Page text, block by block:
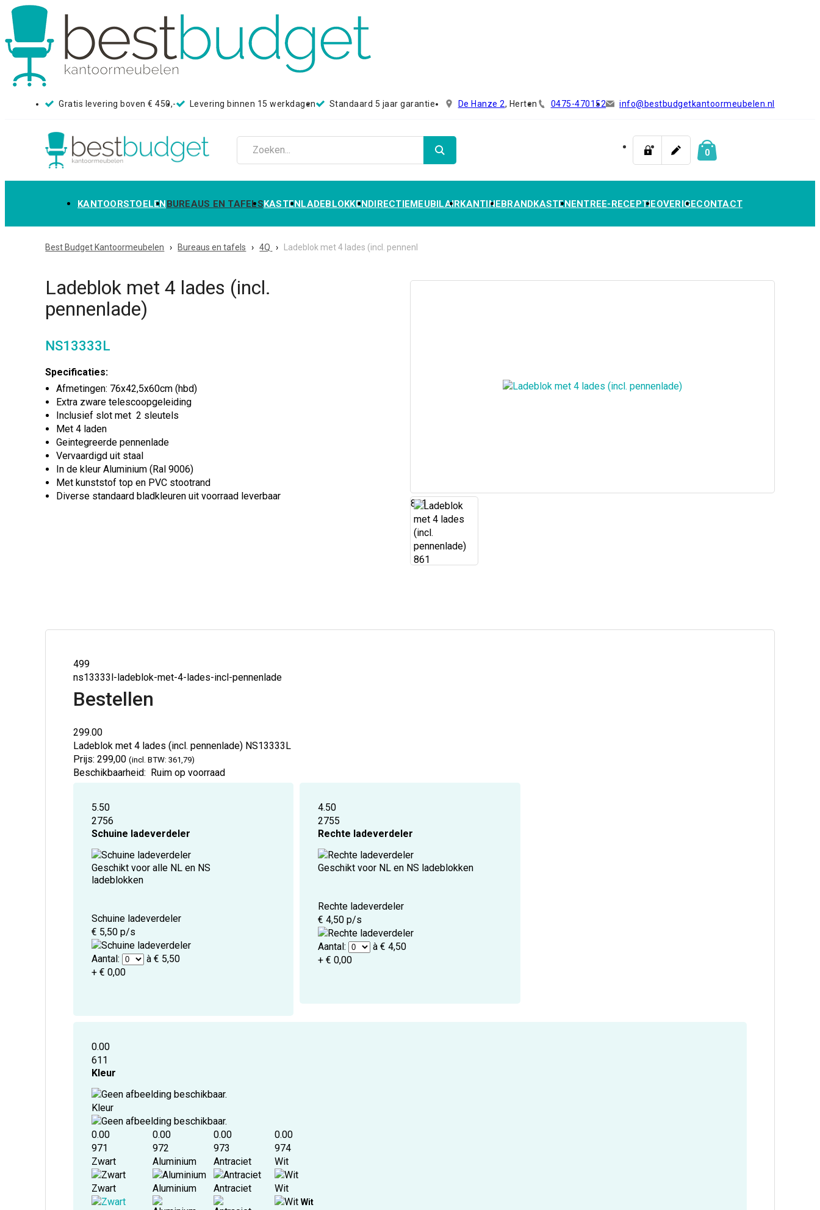
Gratis levering boven € 450,- Levering binnen 15 werkdagen Standaard 5 jaar garantie De Hanze 2, Herten 0475-470152 info@bestbudgetkantoormeubelen.nl
0
KANTOORSTOELENBUREAUS EN TAFELSKASTENLADEBLOKKENDIRECTIEMEUBILAIRKANTINEBRANDKASTENENTREE-RECEPTIEOVERIGECONTACT
Best Budget Kantoormeubelen › Bureaus en tafels › 4Q › Ladeblok met 4 lades (incl. pennenl
Ladeblok met 4 lades (incl.
pennenlade)
NS13333L
Specificaties:
Afmetingen: 76x42,5x60cm (hbd)
Extra zware telescoopgeleiding
Inclusief slot met 2 sleutels
Met 4 laden
Geintegreerde pennenlade
Vervaardigd uit staal
In de kleur Aluminium (Ral 9006)
Met kunststof top en PVC stootrand
Diverse standaard bladkleuren uit voorraad leverbaar
861
499
ns13333l-ladeblok-met-4-lades-incl-pennenlade
Bestellen
299.00
Ladeblok met 4 lades (incl. pennenlade) NS13333L
Prijs: 299,00 (incl. BTW: 361,79)
Beschikbaarheid: Ruim op voorraad
5.50
2756
Schuine ladeverdeler
Geschikt voor alle NL en NS
ladeblokken
Schuine ladeverdeler
€ 5,50 p/s
Aantal:
à € 5,50
+ € 0,00
4.50
2755
Rechte ladeverdeler
Geschikt voor NL en NS ladeblokken
Rechte ladeverdeler
€ 4,50 p/s
Aantal:
à € 4,50
+ € 0,00
0.00
611
Kleur
Kleur
0.00
971
Zwart
Zwart
0.00
972
Aluminium
Aluminium
0.00
973
Antraciet
Antraciet
0.00
974
Wit
Wit
Wit